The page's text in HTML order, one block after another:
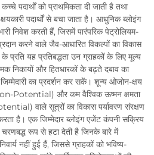
पदार्थों को प्राथमिकता दी जाती है तथा
पदार्थों से बचा जाता है। आधुनिक ब्लोइंग
निवेश करती हैं, जिसमें पारंपरिक पेट्रोलियम-
करने वाले जैव-आधारित विकल्पों का विकास
के प्रति यह प्रतिबद्धता उन ग्राहकों के लिए मूल्य
निकायों और हितधारकों के बढ़ते दबाव का
जिम्मेदारी का प्रदर्शन कर सकें। शून्य ओजोन-क्षय
Potential) और कम वैश्विक ऊष्मन क्षमता
वाले सूत्रों का विकास पर्यावरण संरक्षण
है। एक जिम्मेदार ब्लोइंग एजेंट कंपनी सक्रिय
रूप से हटा देती है जिनके बारे में
नहीं हुई हैं, जिससे ग्राहकों को भविष्य-